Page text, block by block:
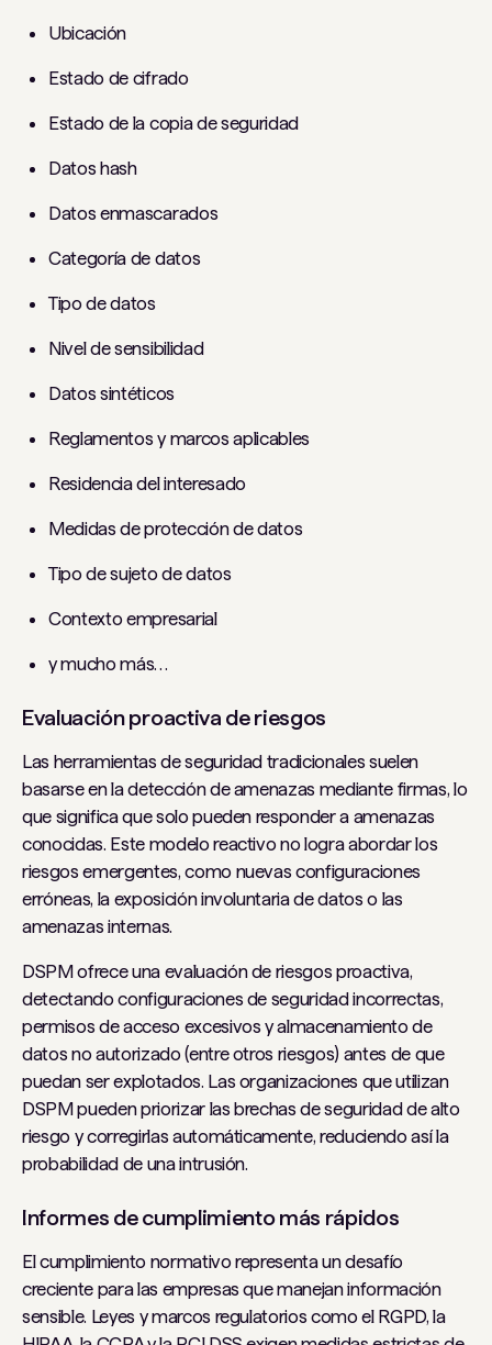
Ubicación
Estado de cifrado
Estado de la copia de seguridad
Datos hash
Datos enmascarados
Categoría de datos
Tipo de datos
Nivel de sensibilidad
Datos sintéticos
Reglamentos y marcos aplicables
Residencia del interesado
Medidas de protección de datos
Tipo de sujeto de datos
Contexto empresarial
y mucho más…
Evaluación proactiva de riesgos
Las herramientas de seguridad tradicionales suelen
basarse en la detección de amenazas mediante firmas, lo
que significa que solo pueden responder a amenazas
conocidas. Este modelo reactivo no logra abordar los
riesgos emergentes, como nuevas configuraciones
erróneas, la exposición involuntaria de datos o las
amenazas internas.
DSPM ofrece una evaluación de riesgos proactiva,
detectando configuraciones de seguridad incorrectas,
permisos de acceso excesivos y almacenamiento de
datos no autorizado (entre otros riesgos) antes de que
puedan ser explotados. Las organizaciones que utilizan
DSPM pueden priorizar las brechas de seguridad de alto
riesgo y corregirlas automáticamente, reduciendo así la
probabilidad de una intrusión.
Informes de cumplimiento más rápidos
El cumplimiento normativo representa un desafío
creciente para las empresas que manejan información
sensible. Leyes y marcos regulatorios como el RGPD, la